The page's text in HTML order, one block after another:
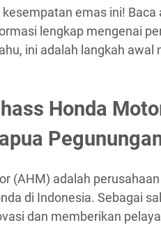
emas ini!
lengkap mengenai
ini adalah langkah
Honda
(AHM) adalah
di Indonesia. Sebagai
dan memberikan